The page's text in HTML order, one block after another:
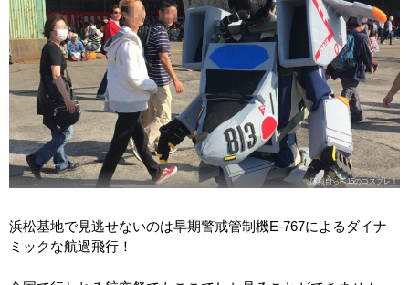
隊員自らF-15のコスプレ！
浜松基地で見逃せないのは早期警戒管制機E-767によるダイナ
ミックな航過飛行！